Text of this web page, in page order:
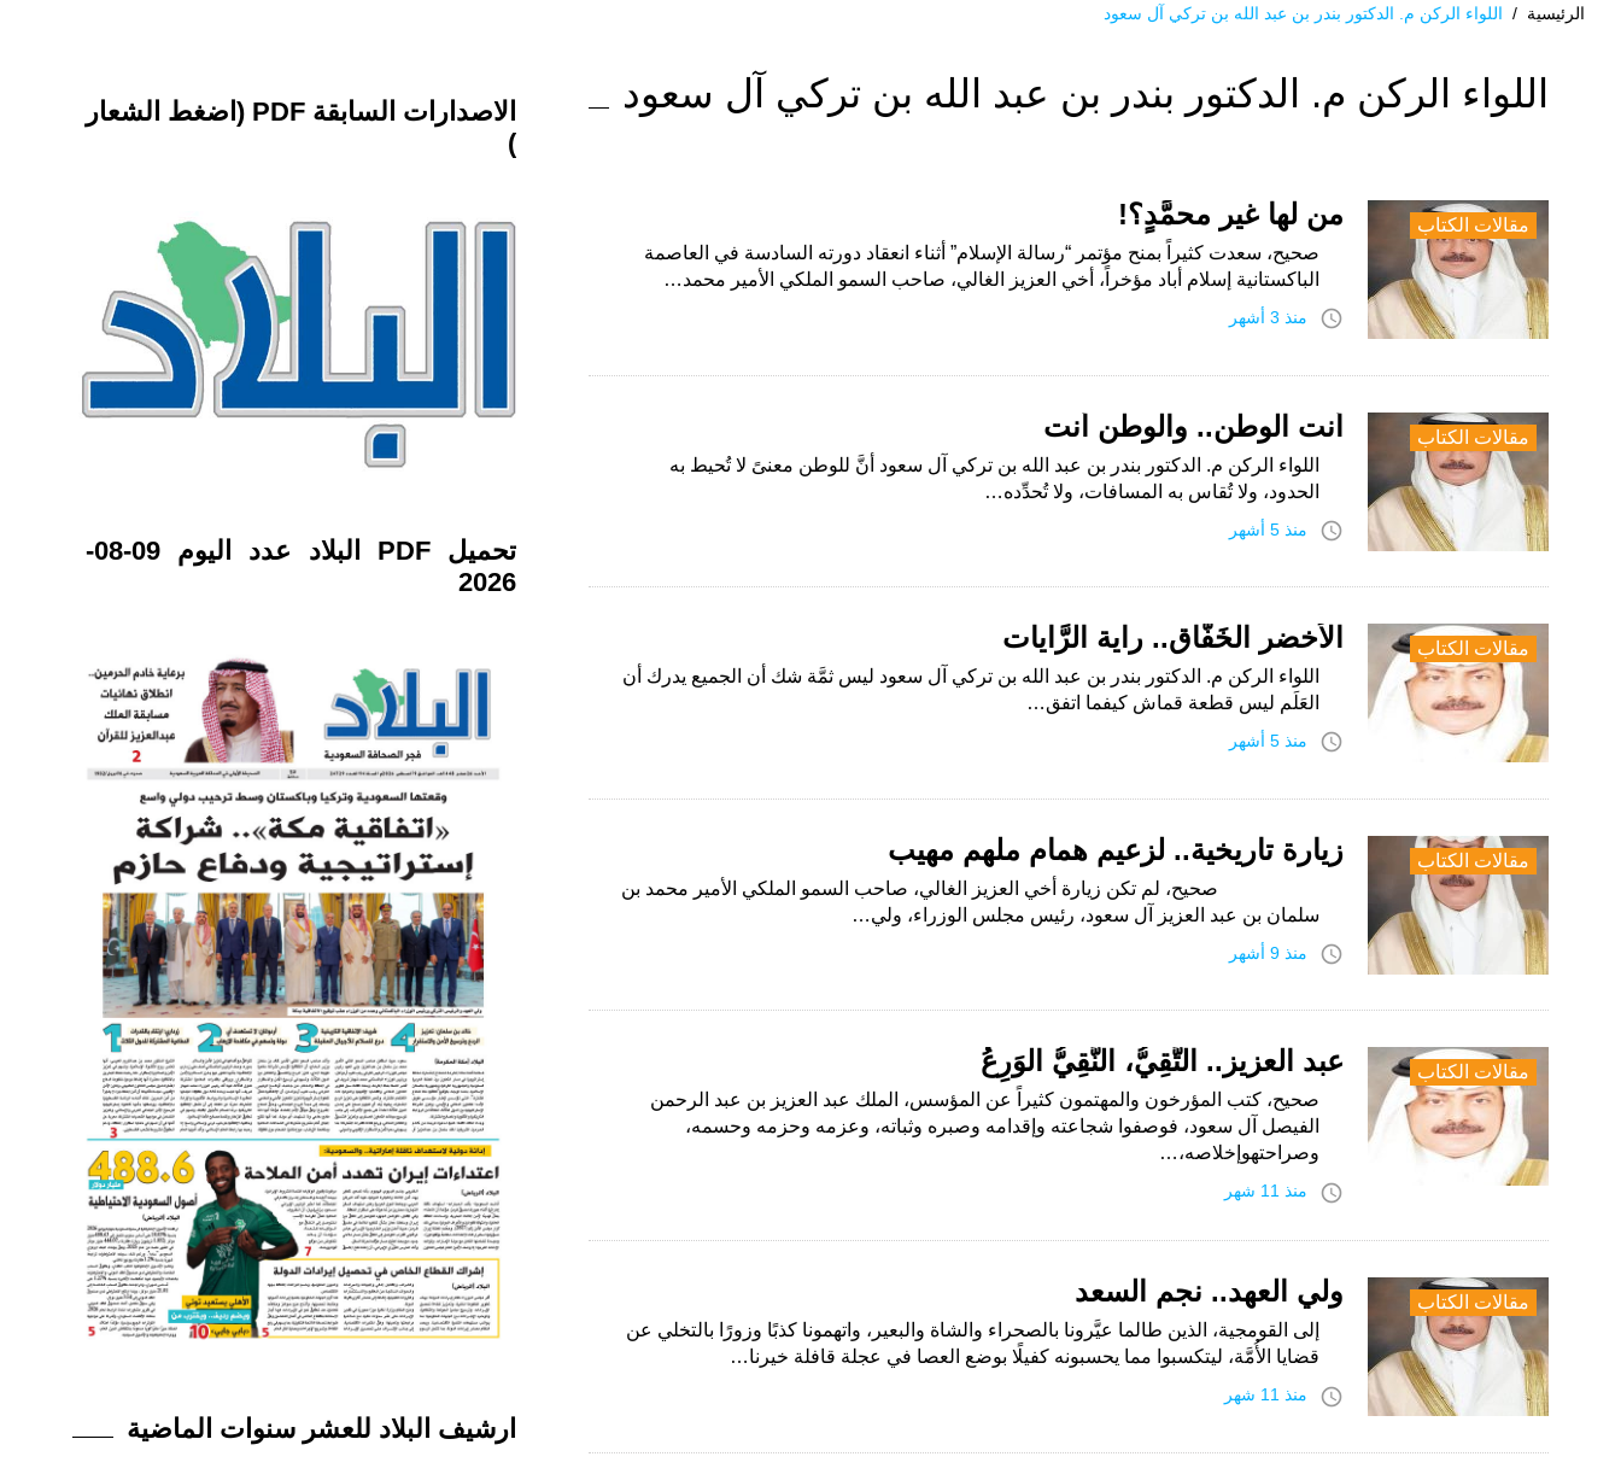
الرئيسية / اللواء الركن م. الدكتور بندر بن عبد الله بن تركي آل سعود
الوسم:
اللواء
م.
الدكتور
بندر
بن
الله
بن
تركي
سعود
اللواء الركن م. الدكتور بندر بن عبد الله بن تركي آل سعود
مقالات الكتاب من لها غير محمَّدٍ؟!
صحيح، سعدت كثيراً بمنح مؤتمر “رسالة الإسلام” أثناء انعقاد دورته السادسة في العاصمة
الباكستانية إسلام أباد مؤخراً، أخي العزيز الغالي، صاحب السمو الملكي الأمير محمد…
access_time منذ 3 أشهر
مقالات الكتاب أنت الوطن.. والوطن أنت
اللواء الركن م. الدكتور بندر بن عبد الله بن تركي آل سعود أنَّ للوطن معنىً لا تُحيط به
الحدود، ولا تُقاس به المسافات، ولا تُحدِّده…
access_time منذ 5 أشهر
مقالات الكتاب الأخضر الخَفَّاق.. راية الرَّايات
اللواء الركن م. الدكتور بندر بن عبد الله بن تركي آل سعود ليس ثمَّة شك أن الجميع يدرك أن
العَلَم ليس قطعة قماش كيفما اتفق…
access_time منذ 5 أشهر
مقالات الكتاب زيارة تاريخية.. لزعيم همام ملهم مهيب
صحيح، لم تكن زيارة أخي العزيز الغالي، صاحب السمو الملكي الأمير محمد بن
سلمان بن عبد العزيز آل سعود، رئيس مجلس الوزراء، ولي…
access_time منذ 9 أشهر
مقالات الكتاب عبد العزيز.. التَّقِيُّ، النَّقِيُّ الوَرِعُ
صحيح، كتب المؤرخون والمهتمون كثيراً عن المؤسس، الملك عبد العزيز بن عبد الرحمن
الفيصل آل سعود، فوصفوا شجاعته وإقدامه وصبره وثباته، وعزمه وحزمه وحسمه،
وصراحتهوإخلاصه،…
access_time منذ 11 شهر
مقالات الكتاب ولي العهد.. نجم السعد
إلى القومجية، الذين طالما عيَّرونا بالصحراء والشاة والبعير، واتهمونا كذبًا وزورًا بالتخلي عن
قضايا الأُمَّة، ليتكسبوا مما يحسبونه كفيلًا بوضع العصا في عجلة قافلة خيرنا…
access_time منذ 11 شهر
الاصدارات السابقة PDF (اضغط الشعار
)
تحميل PDF البلاد عدد اليوم 09-08-
2026
ارشيف البلاد للعشر سنوات الماضية